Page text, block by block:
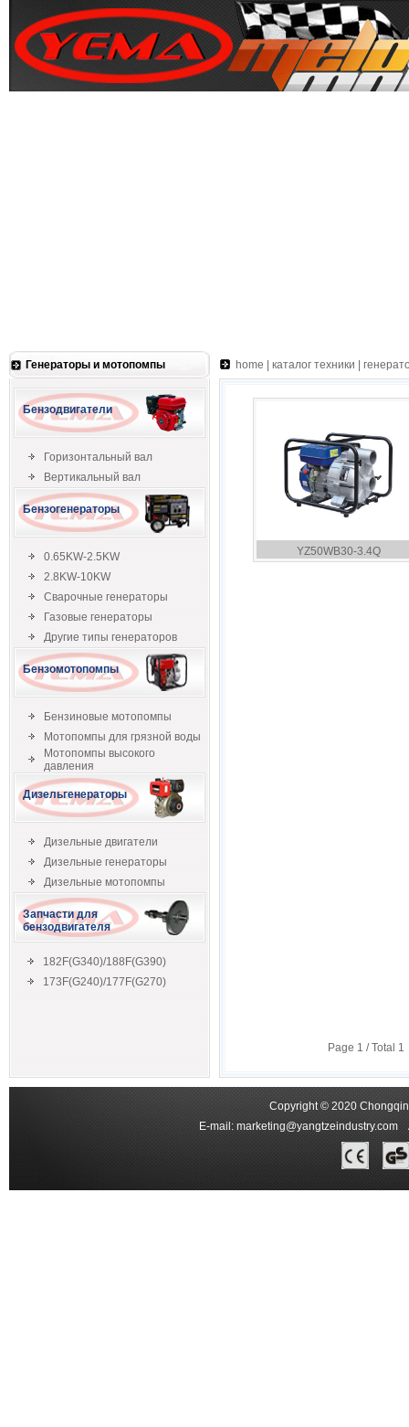
Генераторы и мотопомпы
Бензодвигатели
Горизонтальный вал
Вертикальный вал
Бензогенераторы
0.65KW-2.5KW
2.8KW-10KW
Сварочные генераторы
Газовые генераторы
Другие типы генераторов
Бензомотопомпы
Бензиновые мотопомпы
Мотопомпы для грязной воды
Мотопомпы высокого
давления
Дизельгенераторы
Дизельные двигатели
Дизельные генераторы
Дизельные мотопомпы
Запчасти для
бензодвигателя
182F(G340)/188F(G390)
173F(G240)/177F(G270)
home каталог техники
YZ50WB30-3.4Q
Page 1 / Total 1
Copyright © 2020
E-mail: marketing@yangtzeindustry.com